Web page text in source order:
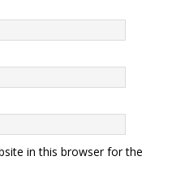
in this browser for the